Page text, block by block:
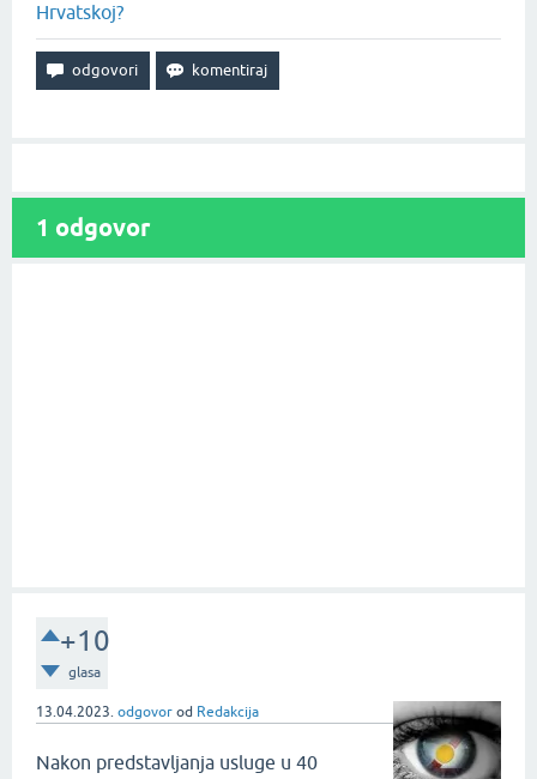
Hrvatskoj?
1 odgovor
+10
glasa
13.04.2023. odgovor od Redakcija
Nakon predstavljanja usluge u 40